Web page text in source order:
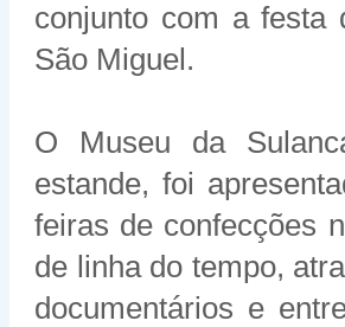
conjunto com a festa
São Miguel.
O Museu da
estande, foi
feiras de confecções
de linha do tempo,
documentários e